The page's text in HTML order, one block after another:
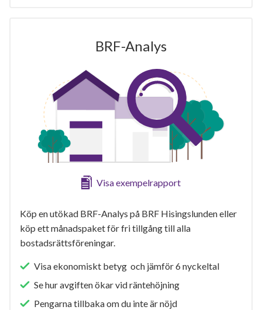
BRF-Analys
Visa exempelrapport
Köp en utökad BRF-Analys på BRF Hisingslunden eller
köp ett månadspaket för fri tillgång till alla
bostadsrättsföreningar.
Visa ekonomiskt betyg och jämför 6 nyckeltal
Se hur avgiften ökar vid räntehöjning
Pengarna tillbaka om du inte är nöjd